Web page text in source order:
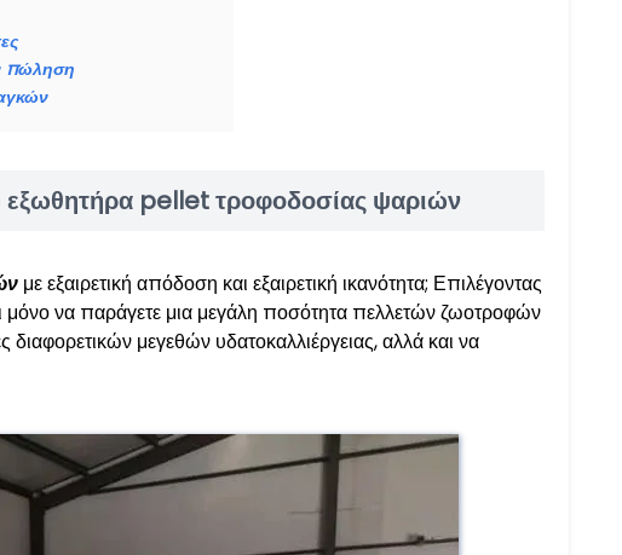
πώληση
εξωθητήρα pellet τροφοδοσίας ψαριών
με εξαιρετική απόδοση και εξαιρετική ικανότητα; Επιλέγοντας
να παράγετε μια μεγάλη ποσότητα πελλετών ζωοτροφών
μεγεθών υδατοκαλλιέργειας, αλλά και να